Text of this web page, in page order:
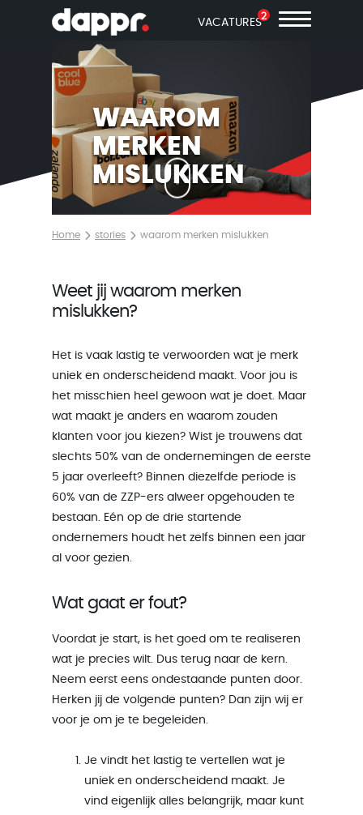
VACATURES
2
WAAROM
MERKEN
MISLUKKEN
Home stories waarom merken mislukken
Weet jij waarom merken
mislukken?
Het is vaak lastig te verwoorden wat je merk
uniek en onderscheidend maakt. Voor jou is
het misschien heel gewoon wat je doet. Maar
wat maakt je anders en waarom zouden
klanten voor jou kiezen? Wist je trouwens dat
slechts 50% van de ondernemingen de eerste
5 jaar overleeft? Binnen diezelfde periode is
60% van de ZZP-ers alweer opgehouden te
bestaan. Eén op de drie startende
ondernemers houdt het zelfs binnen een jaar
al voor gezien.
Wat gaat er fout?
Voordat je start, is het goed om te realiseren
wat je precies wilt. Dus terug naar de kern.
Neem eerst eens ondestaande punten door.
Herken jij de volgende punten? Dan zijn wij er
voor je om je te begeleiden.
Je vindt het lastig te vertellen wat je
uniek en onderscheidend maakt. Je
vind eigenlijk alles belangrijk, maar kunt